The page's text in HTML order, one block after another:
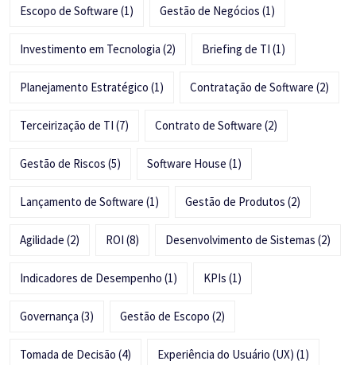
Escopo de Software (1) Gestão de Negócios (1)
Investimento em Tecnologia (2) Briefing de TI (1)
Planejamento Estratégico (1) Contratação de Software (2)
Terceirização de TI (7) Contrato de Software (2)
Gestão de Riscos (5) Software House (1)
Lançamento de Software (1) Gestão de Produtos (2)
Agilidade (2) ROI (8) Desenvolvimento de Sistemas (2)
Indicadores de Desempenho (1) KPIs (1)
Governança (3) Gestão de Escopo (2)
Tomada de Decisão (4) Experiência do Usuário (UX) (1)